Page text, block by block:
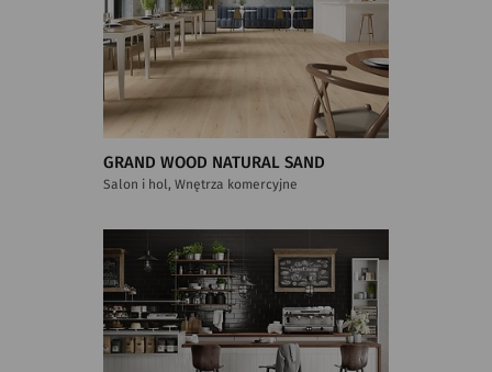
GRAND WOOD NATURAL SAND
Salon i hol, Wnętrza komercyjne